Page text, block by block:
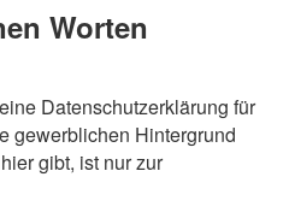
Worten
Datenschutzerklärung für
gewerblichen Hintergrund
gibt, ist nur zur